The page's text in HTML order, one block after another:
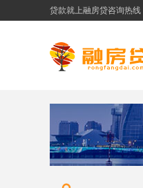
贷款就上融房贷咨询热线
产品类型
信用
信用
热门申请推荐
行业资讯